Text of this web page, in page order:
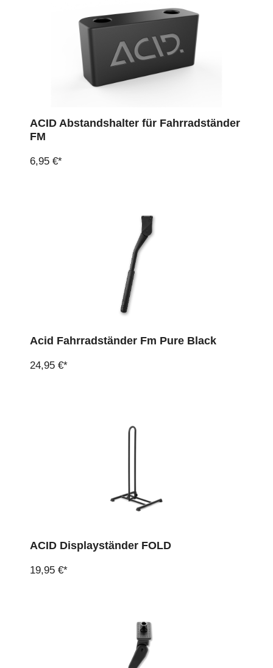
ACID Abstandshalter für Fahrradständer
FM
6,95 €*
Acid Fahrradständer Fm Pure Black
24,95 €*
ACID Displayständer FOLD
19,95 €*